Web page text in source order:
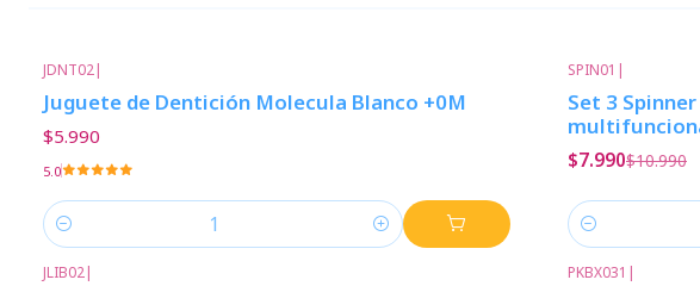
JDNT02|
Juguete de Dentición Molecula Blanco +0M
$5.990
5.0
Cantidad
SPIN01 |
Set 3
$7.990$10.990
Cantidad
JLIB02| PKBX031 |